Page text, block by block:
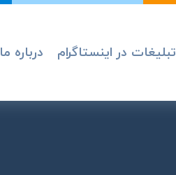
تبلیغات در اینستاگرام درباره ما